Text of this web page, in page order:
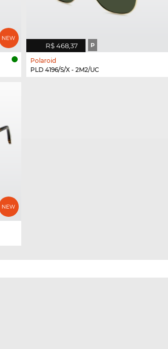
R$ 468,37 P
Polaroid
PLD 4196/S/X - 2M2/UC